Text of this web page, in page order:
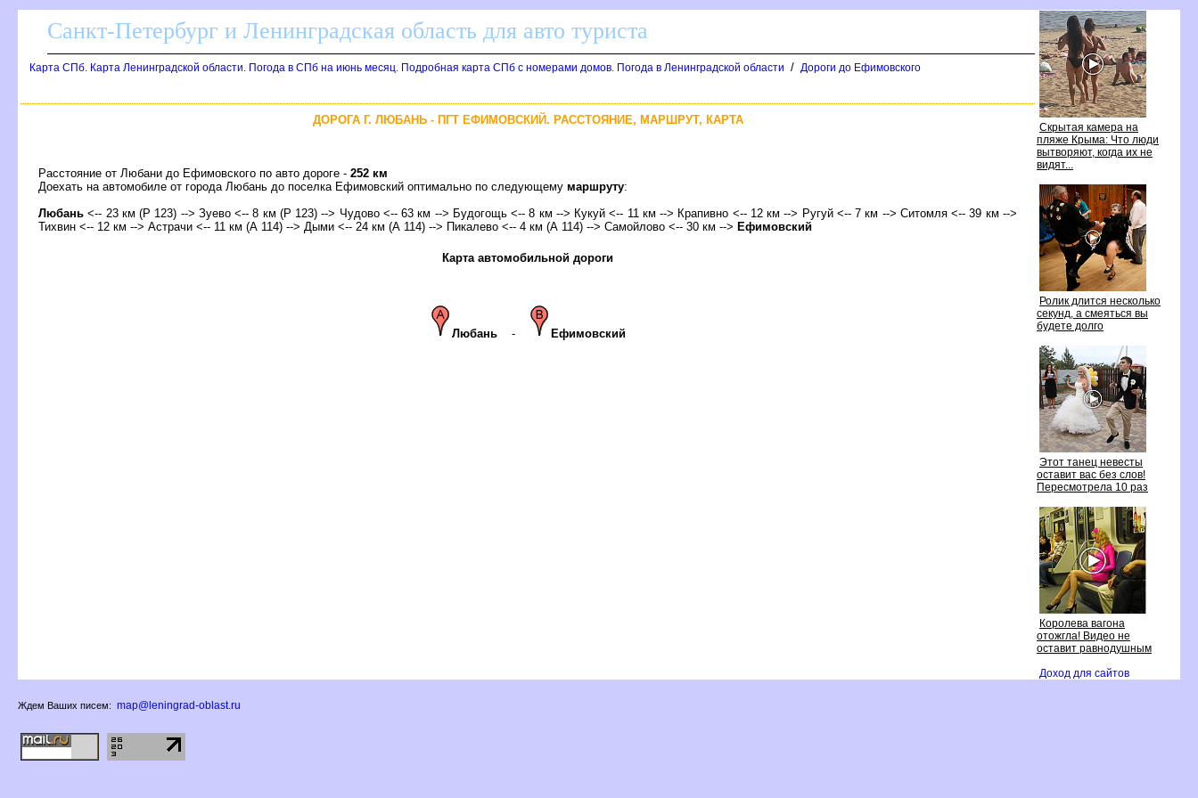
Скрытая камера на
пляже Крыма: Что люди
ытворяют, когда их не
идят...
Ролик длится несколько
секунд, а смеяться вы
удете долго
Этот танец невесты
оставит вас без слов!
Пересмотрела 10 раз
Королева вагона
отожгла! Видео не
оставит равнодушным
Доход для сайто
Санкт-Петербург и Ленинградская область для авто туриста
Карта СПб. Карта Ленинградской области. Погода в СПб на июнь месяц. Подробная карта СПб с номерами домов. Погода в Ленинградской области / Дороги до Ефимовского
ДОРОГА Г. ЛЮБАНЬ - ПГТ ЕФИМОВСКИЙ. РАССТОЯНИЕ, МАРШРУТ, КАРТА
Расстояние от Любани до Ефимовского по авто дороге - 252 км
Доехать на автомобиле от города Любань до поселка Ефимовский оптимально по следующему маршруту:
Любань <-- 23 км (Р 123) --> Зуево <-- 8 км (Р 123) --> Чудово <-- 63 км --> Будогощь <-- 8 км --> Кукуй <-- 11 км --> Крапивно <-- 12 км --> Ругуй <-- 7 км --> Ситомля <-- 39 км -->
Тихвин <-- 12 км --> Астрачи <-- 11 км (А 114) --> Дыми <-- 24 км (А 114) --> Пикалево <-- 4 км (А 114) --> Самойлово <-- 30 км --> Ефимовский
Карта автомобильной дороги
Любань- Ефимовский
Ждем Ваших писем: map@leningrad-oblast.ru